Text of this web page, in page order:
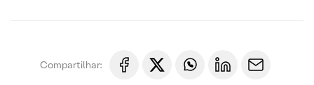
Compartilhar: